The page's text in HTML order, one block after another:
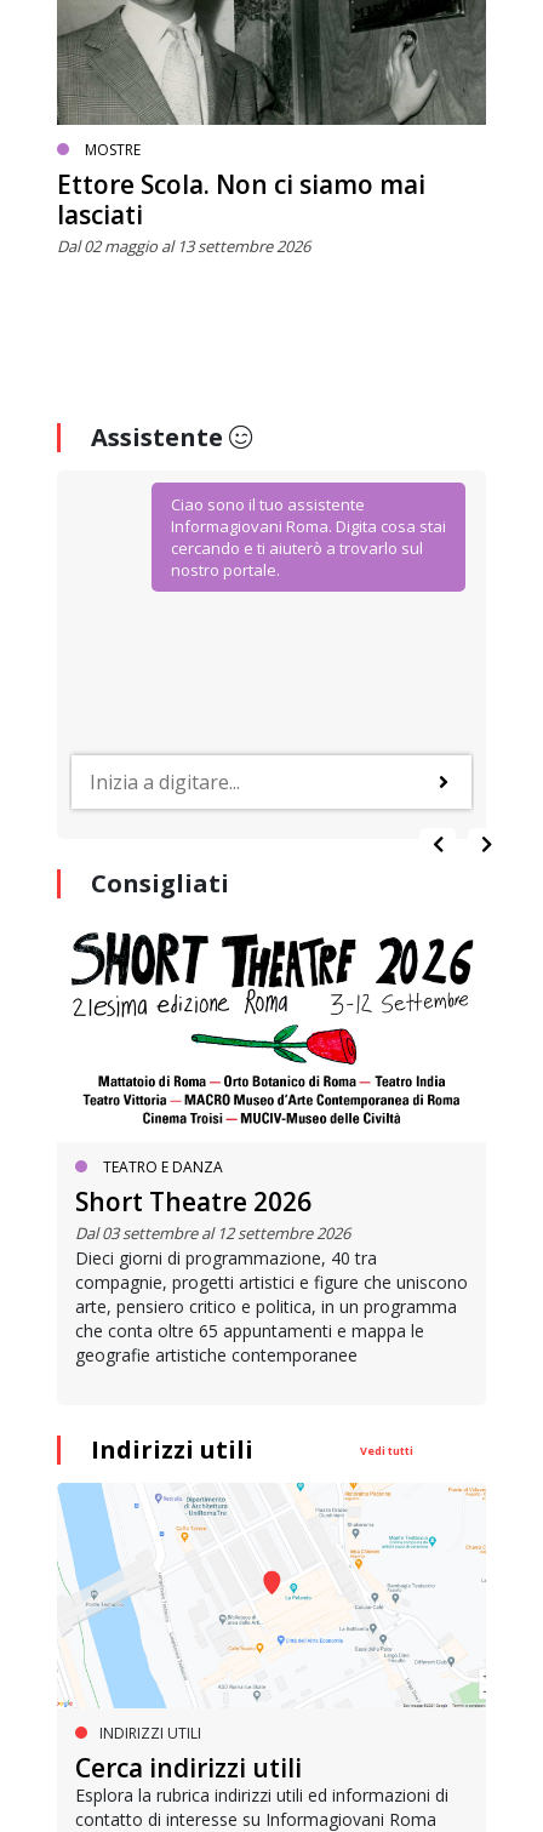
MOSTRE
Ettore Scola. Non ci siamo mai
lasciati
Dal 02 maggio al 13 settembre 2026
Assistente
Ciao sono il tuo assistente
Informagiovani Roma. Digita cosa stai
cercando e ti aiuterò a trovarlo sul
nostro portale.
Consigliati
TEATRO E DANZA
Short Theatre 2026
Dal 03 settembre al 12 settembre 2026
Dieci giorni di programmazione, 40 tra
compagnie, progetti artistici e figure che uniscono
arte, pensiero critico e politica, in un programma
che conta oltre 65 appuntamenti e mappa le
geografie artistiche contemporanee
Indirizzi utili Vedi tutti
INDIRIZZI UTILI
Cerca indirizzi utili
Esplora la rubrica indirizzi utili ed informazioni di
contatto di interesse su Informagiovani Roma